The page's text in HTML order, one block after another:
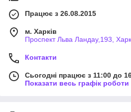
Працює з 26.08.2015
м. Харків
Проспект Льва Ландау,193,
Контакти
Сьогодні працює з 11:00 до
Показати весь графік роботи